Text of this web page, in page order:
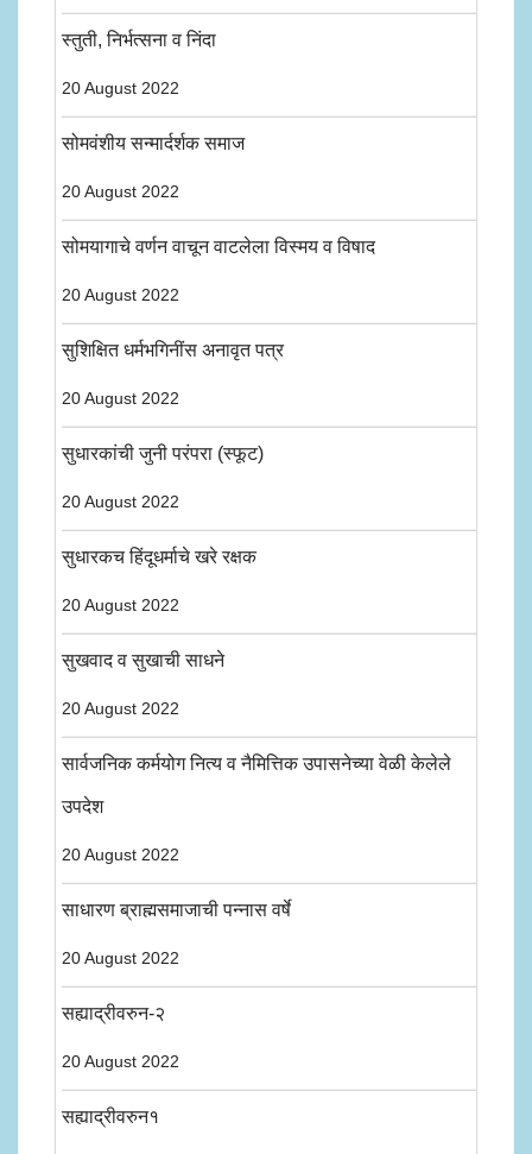
स्तुती, निर्भत्सना व निंदा
20 August 2022
सोमवंशीय सन्मार्दर्शक समाज
20 August 2022
सोमयागाचे वर्णन वाचून वाटलेला विस्मय व विषाद
20 August 2022
सुशिक्षित धर्मभगिनींस अनावृत पत्र
20 August 2022
सुधारकांची जुनी परंपरा (स्फूट)
20 August 2022
सुधारकच हिंदूधर्माचे खरे रक्षक
20 August 2022
सुखवाद व सुखाची साधने
20 August 2022
सार्वजनिक कर्मयोग नित्य व नैमित्तिक उपासनेच्या वेळी केलेले
उपदेश
20 August 2022
साधारण ब्राह्मसमाजाची पन्नास वर्षे
20 August 2022
सह्याद्रीवरुन-२
20 August 2022
सह्याद्रीवरुन१